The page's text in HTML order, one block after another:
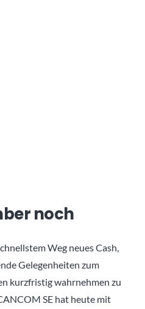
noch
Weg neues Cash,
Gelegenheiten zum
kurzfristig wahrnehmen zu
SE hat heute mit